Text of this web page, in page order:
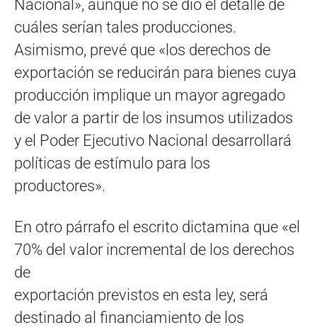
Nacional», aunque no se dio el detalle de
cuáles serían tales producciones.
Asimismo, prevé que «los derechos de
exportación se reducirán para bienes cuya
producción implique un mayor agregado
de valor a partir de los insumos utilizados
y el Poder Ejecutivo Nacional desarrollará
políticas de estímulo para los
productores».
En otro párrafo el escrito dictamina que «el
70% del valor incremental de los derechos
de
exportación previstos en esta ley, será
destinado al financiamiento de los